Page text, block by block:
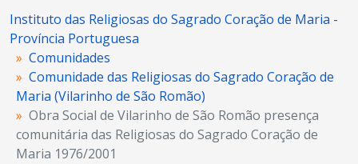
Instituto das Religiosas do Sagrado Coração de Maria -
Província Portuguesa
Comunidades
Comunidade das Religiosas do Sagrado Coração de
Maria (Vilarinho de São Romão)
Obra Social de Vilarinho de São Romão presença
comunitária das Religiosas do Sagrado Coração de
Maria 1976/2001